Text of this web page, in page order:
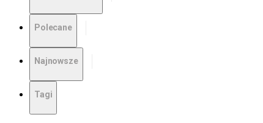
Polecane
Najnowsze
Tagi